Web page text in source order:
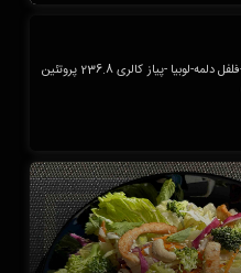
کینوا پخته -تخم مرغ آب پز-قارچ خام-بروکلی-فلفل دلمه-لوبیا -پیاز کالری 236.8 پروتئین